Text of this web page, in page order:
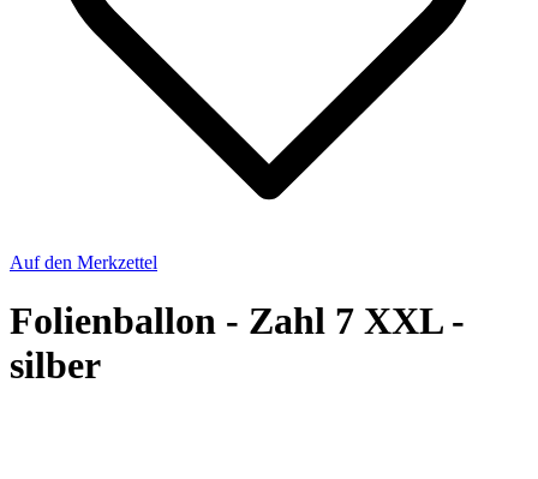
Auf den Merkzettel
Folienballon - Zahl 7 XXL -
silber